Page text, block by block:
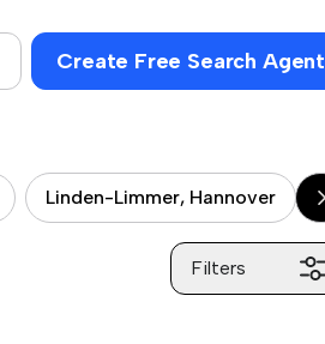
Create Free Search Agent
Linden-Limmer, Hannover
Filters